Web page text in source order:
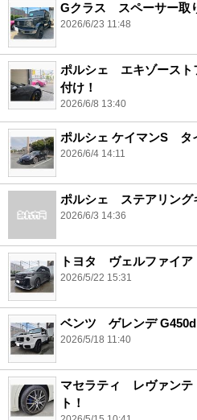
Gクラス スペーサー取
2026/6/23 11:48
ポルシェ エキゾースト
付け！
2026/6/8 13:40
ポルシェ ケイマンS タ
2026/6/4 14:11
ポルシェ ステアリング
2026/6/3 14:36
トヨタ ヴェルファイ
2026/5/22 15:31
ベンツ ゲレンデ
2026/5/18 11:40
マセラティ レヴァン
ト！